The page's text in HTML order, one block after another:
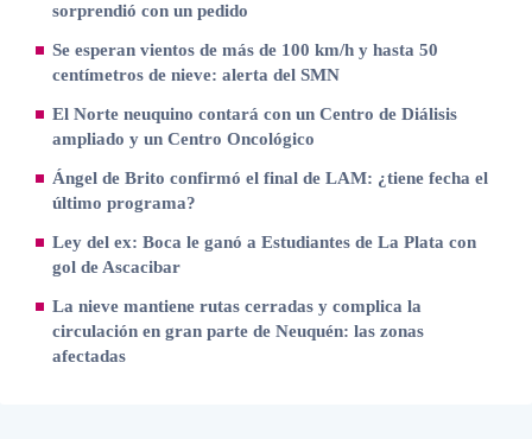
sorprendió con un pedido
Se esperan vientos de más de 100 km/h y hasta 50
centímetros de nieve: alerta del SMN
El Norte neuquino contará con un Centro de Diálisis
ampliado y un Centro Oncológico
Ángel de Brito confirmó el final de LAM: ¿tiene fecha el
último programa?
Ley del ex: Boca le ganó a Estudiantes de La Plata con
gol de Ascacibar
La nieve mantiene rutas cerradas y complica la
circulación en gran parte de Neuquén: las zonas
afectadas